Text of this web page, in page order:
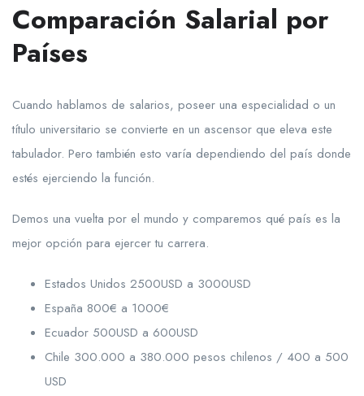
Comparación Salarial por
Países
Cuando hablamos de salarios, poseer una especialidad o un
título universitario se convierte en un ascensor que eleva este
tabulador. Pero también esto varía dependiendo del país donde
estés ejerciendo la función.
Demos una vuelta por el mundo y comparemos qué país es la
mejor opción para ejercer tu carrera.
Estados Unidos 2500USD a 3000USD
España 800€ a 1000€
Ecuador 500USD a 600USD
Chile 300.000 a 380.000 pesos chilenos / 400 a 500
USD